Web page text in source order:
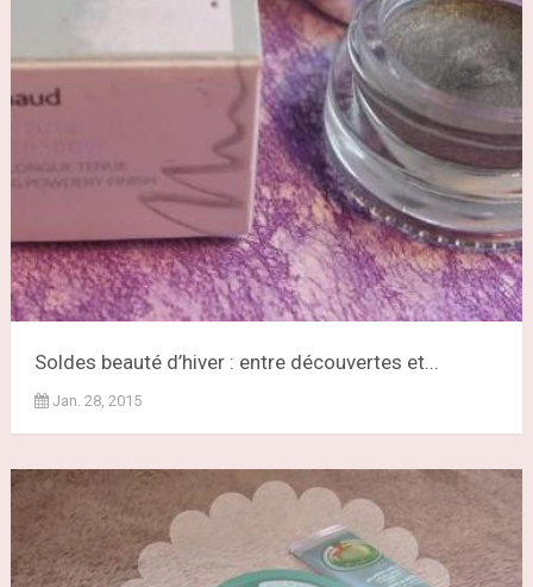
Soldes beauté d’hiver : entre découvertes et...
Jan. 28, 2015